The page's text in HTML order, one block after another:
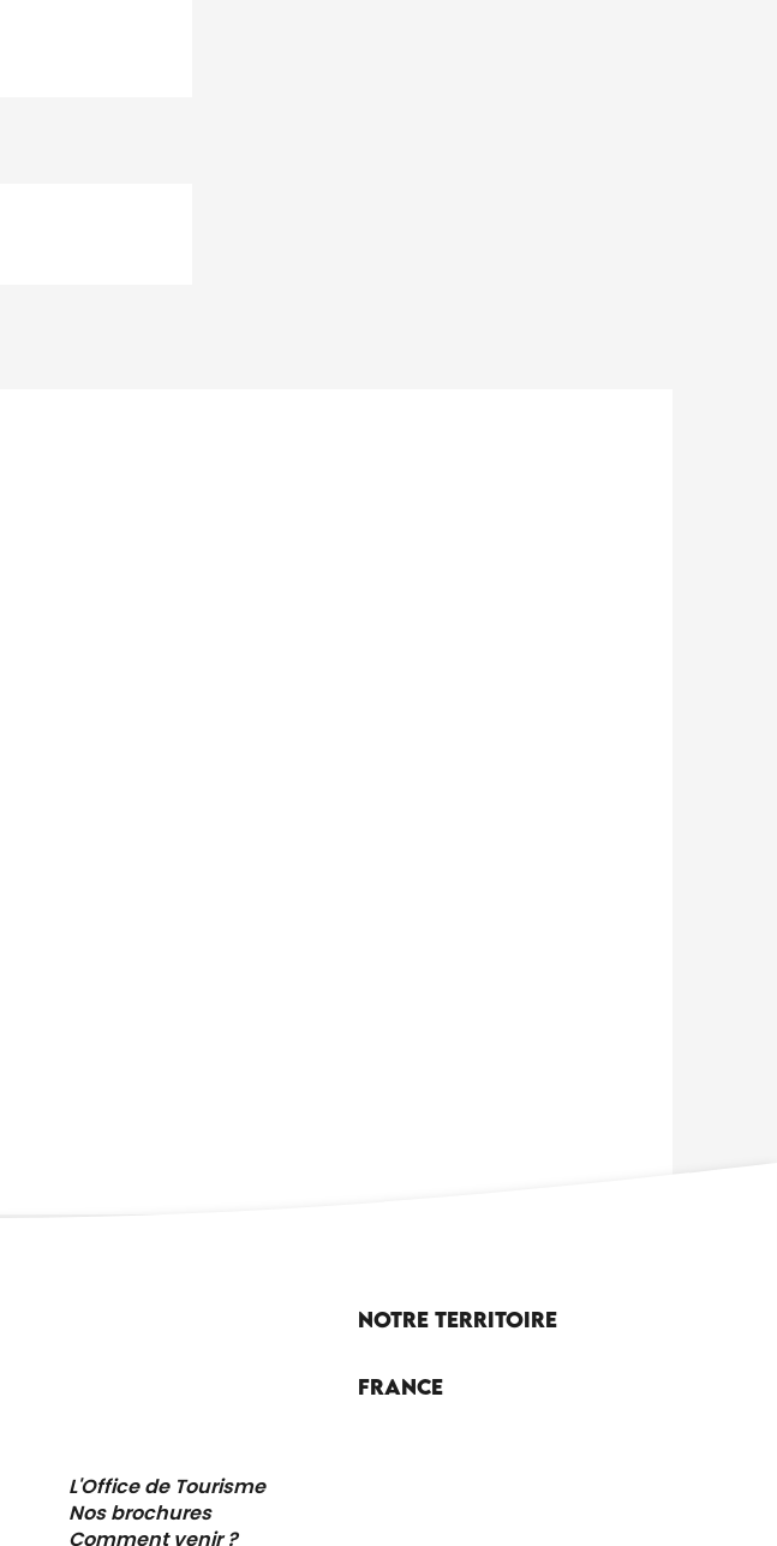
L'Office de Tourisme
Nos brochures
Comment venir ?
Notre territoire
France